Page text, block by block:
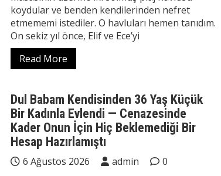
koydular ve benden kendilerinden nefret
etmememi istediler. O havluları hemen tanıdım.
On sekiz yıl önce, Elif ve Ece’yi
Read More
Dul Babam Kendisinden 36 Yaş Küçük
Bir Kadınla Evlendi — Cenazesinde
Kader Onun İçin Hiç Beklemediği Bir
Hesap Hazırlamıştı
6 Ağustos 2026 admin
0